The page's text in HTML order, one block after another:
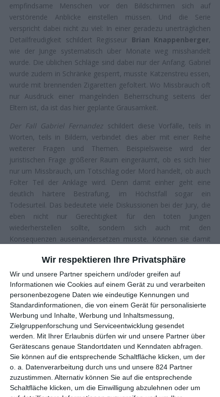
Wir respektieren Ihre Privatsphäre
Wir und unsere Partner speichern und/oder greifen auf
Informationen wie Cookies auf einem Gerät zu und verarbeiten
personenbezogene Daten wie eindeutige Kennungen und
Standardinformationen, die von einem Gerät für personalisierte
Werbung und Inhalte, Werbung und Inhaltsmessung,
Zielgruppenforschung und Serviceentwicklung gesendet
werden.
Mit Ihrer Erlaubnis dürfen wir und unsere Partner über
Gerätescans genaue Standortdaten und Kenndaten abfragen.
Sie können auf die entsprechende Schaltfläche klicken, um der
o. a. Datenverarbeitung durch uns und unsere 824 Partner
zuzustimmen. Alternativ können Sie auf die entsprechende
Schaltfläche klicken, um die Einwilligung abzulehnen oder um
empfindsame Menschen vor den Bildschirmen sich auf
verstörende Anblicke einstellen müssen. Und die Serie
verspricht dabei nicht zu viel: In einer geradezu unerträglichen
Detailfreudigkeit schildert Regisseur Brian Knappenberger,
wie der Junge systematisch über Monate weg misshandelt
wurde. Die üblichen Schläge sind dabei nur der Anfang. Gabriel
wurde zudem in Schränke gesperrt, musste Katzenstreu essen,
wurde mit brennenden Zigaretten gefoltert. Wo Missbrauch oft
nur Ausdruck einer mangelnden Beherrschung seitens der
Eltern ist, da ist das hier geplante Grausamkeit.
Der Fall Gabriel Fernandez schildert diese Vorfälle, teils in
Worten, teils in Bildern, verbindet dies aber mit einer Reihe
weiterer Fragen und Themen. Beispielsweise wird der
juristischen Frage größerer Raum eingeräumt, ob es sich hier
nur um Missbrauch, um Totschlag oder Mord handelt, ob auch
Folter Teil der Anklage wird. Denn damit einher geht eine
deutlich härtere Bestrafung, im Höchstfall sogar ein
Todesurteil. Das bedeutete viele Diskussionen bei der Jury, die
eben nicht nur Gerechtigkeit für den toten Jungen
wiederherstellen sollte, sondern sich auch mit den
Konsequenzen auseinandersetzen musste. Können sie damit
Vor allem aber zeigt die Doku ein System, das an vielen Stellen
völlig versagt hat, teils durch Inkompetenz, teils durch
Korruption. Wenn der Staatsanwalt Unterlagen von der Polizei
einklagen muss, die wiederum einer FBI-Agentin drohen,
Jugendämter jegliche Auskunft verweigern, dann nimmt der
vermeintliche Einzelfall ungeahnte Dimensionen an. Hinweise
wurden missachtet, Zeugen kein Glauben geschenkt, selbst
Gabriel wurde nie wirklich gehört. Und zum Schluss wird
vertuscht, so gut es nur geht. Als wäre das Schicksal des
Jungen nicht auch so schon schockierend genug, lässtDer Fall
Gabriel Fernandez keinen Zweifel daran, dass es leicht zu